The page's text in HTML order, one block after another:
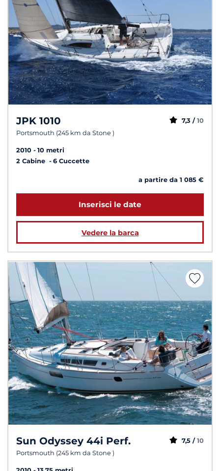
JPK 1010
Portsmouth (245 km da Stone )
7,3 / 10
2010
10 metri
2 Cabine
6 Cuccette
a partire da 1 085 €
Inserisci le date
Vedere la barca
Sun Odyssey 44i Perf.
Portsmouth (245 km da Stone )
7,5 / 10